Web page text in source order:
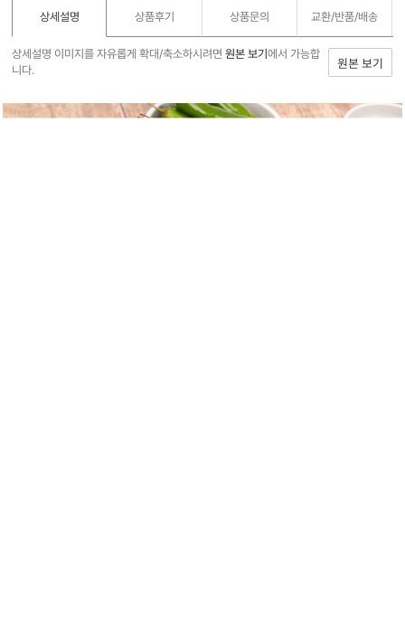
상세설명 상품후기 상품문의 교환/반품/배송
상세설명 이미지를 자유롭게 확대/축소하시려면원본 보기에서 가능합
니다.
원본 보기